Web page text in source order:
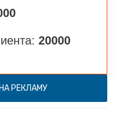
20000
РЕКЛАМУ